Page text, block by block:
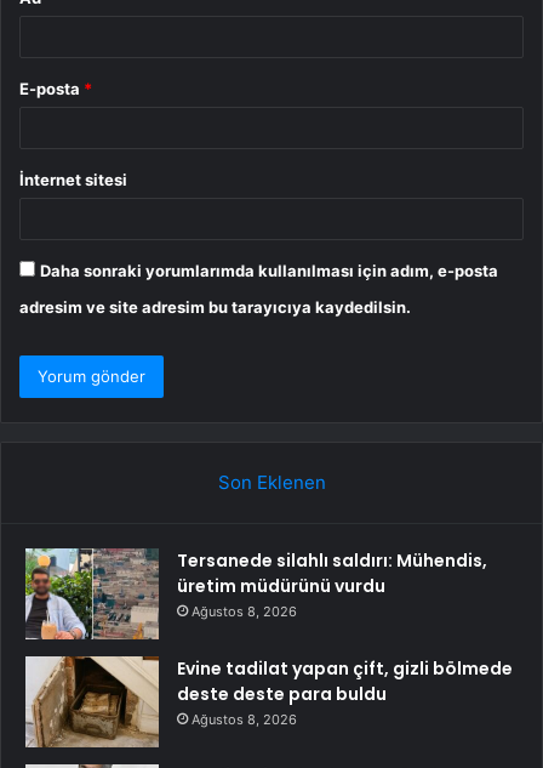
E-posta *
İnternet sitesi
Daha sonraki yorumlarımda kullanılması için adım, e-posta
adresim ve site adresim bu tarayıcıya kaydedilsin.
Son Eklenen
Tersanede silahlı saldırı: Mühendis,
üretim müdürünü vurdu
Ağustos 8, 2026
Evine tadilat yapan çift, gizli bölmede
deste deste para buldu
Ağustos 8, 2026